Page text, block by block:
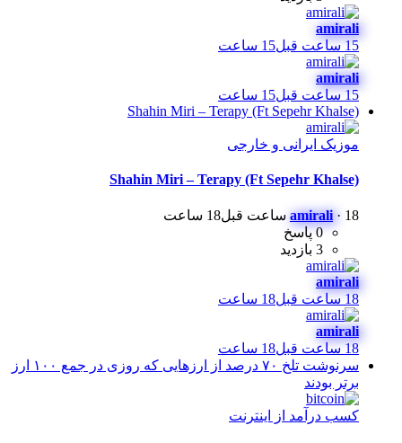
amirali
15 ساعت قبل
15 ساعت
amirali
15 ساعت قبل
15 ساعت
Shahin Miri – Terapy (Ft Sepehr Khalse)
موزیک ایرانی و خارجی
Shahin Miri – Terapy (Ft Sepehr Khalse)
amirali · 18 ساعت قبل
18 ساعت
0 پاسخ
3 بازدید
amirali
18 ساعت قبل
18 ساعت
amirali
18 ساعت قبل
18 ساعت
سرنوشت تلخ ۷۰ درصد از ارزهایی که روزی در جمع ۱۰۰ ارز
برتر بودند
کسب درآمد از اینترنت